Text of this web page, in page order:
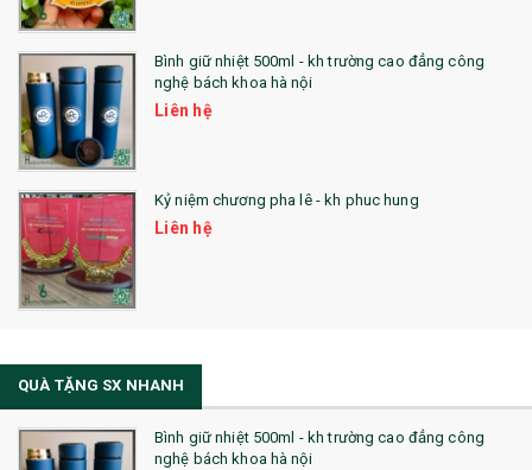
Bình giữ nhiệt 500ml - kh trường cao đẳng công
nghệ bách khoa hà nội
Liên hệ
Kỷ niệm chương pha lê - kh phuc hung
Liên hệ
QUÀ TẶNG SX NHANH
Bình giữ nhiệt 500ml - kh trường cao đẳng công
nghệ bách khoa hà nội